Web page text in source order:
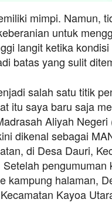
mimpi. Namun,
untuk
langit ketika
batas yang sulit
salah satu titik
itu saya baru saja
Aliyah Negeri
dikenal sebagai
di Desa Dauri,
pengumuman
kampung halaman,
Kayoa